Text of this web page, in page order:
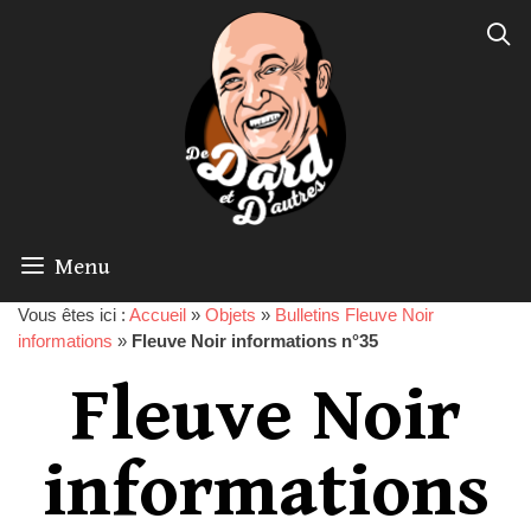
Menu
Vous êtes ici : Accueil » Objets » Bulletins Fleuve Noir
informations » Fleuve Noir informations n°35
Fleuve Noir
informations